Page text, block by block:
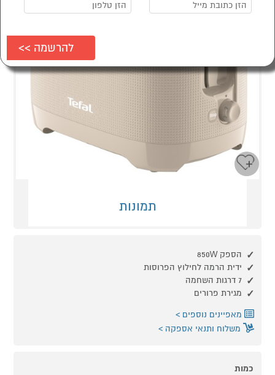
תמונות
הספק 850W
ידית הרמה לחילוץ הפרוסות
7 דרגות השחמה
מגירת פרורים
מאפיינים נוספים
משלוח ותנאי אספקה
כמות